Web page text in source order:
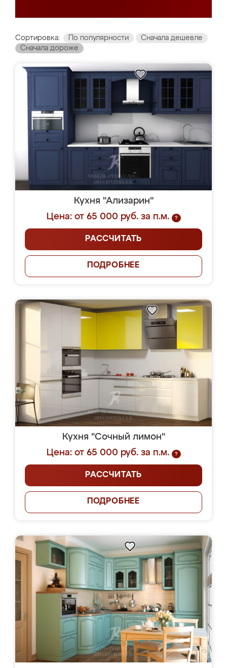
Сортировка: По популярности
Сначала дешевле
Сначала дороже
Кухня "Ализарин"
Цена: от 65 000 руб. за п.м.
?
РАССЧИТАТЬ
ПОДРОБНЕЕ
Кухня "Сочный лимон"
Цена: от 65 000 руб. за п.м.
?
РАССЧИТАТЬ
ПОДРОБНЕЕ